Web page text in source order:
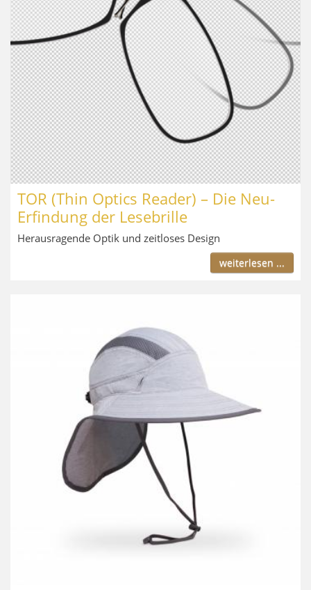
TOR (Thin Optics Reader) – Die Neu-
Erfindung der Lesebrille
Herausragende Optik und zeitloses Design
weiterlesen ...